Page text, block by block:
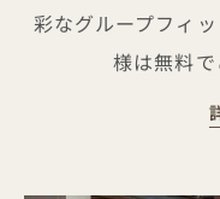
彩なグループフィ
様は無料で